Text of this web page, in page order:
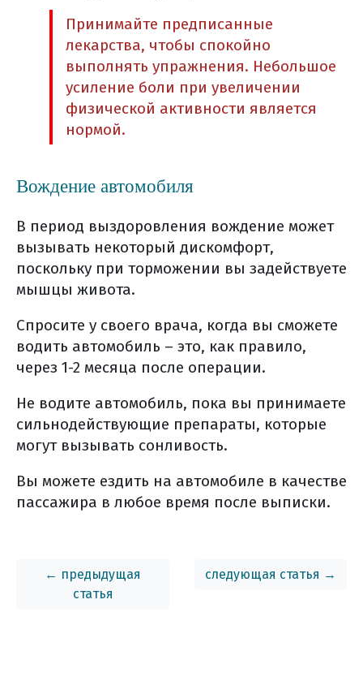
вопросы которые нужно задать
химиотерапевту
основные побочные эффекты
препаратов лечения рака
поджелудочной железы
реабилитация
другие методы реабилитации
уход и реабилитация (общая
информация)
диспансерное наблюдение
диспансерное наблюдение (общая
информация)
симптоматическая терапия
тонкокишечная непроходимость
болевой синдром
профилактика рпж
список использованной литературы
Принимайте предписанные
лекарства, чтобы спокойно
выполнять упражнения. Небольшое
усиление боли при увеличении
физической активности является
нормой.
Вождение автомобиля
В период выздоровления вождение может
вызывать некоторый дискомфорт,
поскольку при торможении вы задействуете
мышцы живота.
Спросите у своего врача, когда вы сможете
водить автомобиль – это, как правило,
через 1-2 месяца после операции.
Не водите автомобиль, пока вы принимаете
сильнодействующие препараты, которые
могут вызывать сонливость.
Вы можете ездить на автомобиле в качестве
пассажира в любое время после выписки.
← предыдущая
статья
следующая статья →